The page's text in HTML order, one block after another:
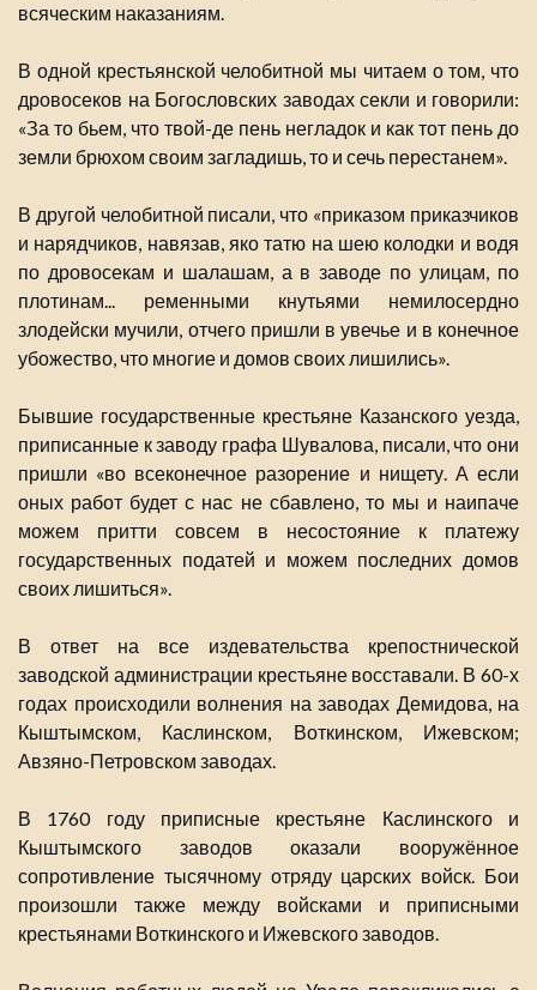
всяческим наказаниям.
В одной крестьянской челобитной мы читаем о том, что
дровосеков на Богословских заводах секли и говорили:
«За то бьем, что твой-де пень негладок и как тот пень до
земли брюхом своим загладишь, то и сечь перестанем».
В другой челобитной писали, что «приказом приказчиков
и нарядчиков, навязав, яко татю на шею колодки и водя
по дровосекам и шалашам, а в заводе по улицам, по
плотинам... ременными кнутьями немилосердно
злодейски мучили, отчего пришли в увечье и в конечное
убожество, что многие и домов своих лишились».
Бывшие государственные крестьяне Казанского уезда,
приписанные к заводу графа Шувалова, писали, что они
пришли «во всеконечное разорение и нищету. А если
оных работ будет с нас не сбавлено, то мы и наипаче
можем притти совсем в несостояние к платежу
государственных податей и можем последних домов
своих лишиться».
В ответ на все издевательства крепостнической
заводской администрации крестьяне восставали. В 60-х
годах происходили волнения на заводах Демидова, на
Кыштымском, Каслинском, Воткинском, Ижевском;
Авзяно-Петровском заводах.
В 1760 году приписные крестьяне Каслинского и
Кыштымского заводов оказали вооружённое
сопротивление тысячному отряду царских войск. Бои
произошли также между войсками и приписными
крестьянами Воткинского и Ижевского заводов.